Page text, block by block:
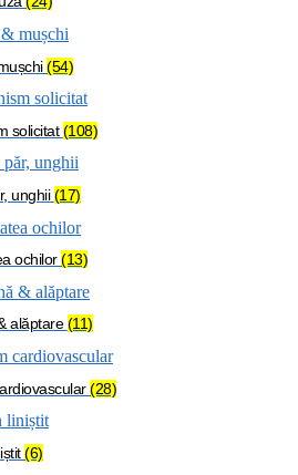
(54)
solicitat(108)
unghii(17)
ochilor(13)
alăptare(11)
(28)
(6)